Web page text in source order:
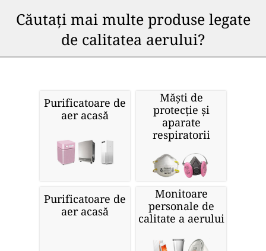
Căutați mai multe produse legate
de calitatea aerului?
Purificatoare de
aer acasă
Măști de
protecție și
aparate
respiratorii
Purificatoare de
aer acasă
Monitoare
personale de
calitate a aerului